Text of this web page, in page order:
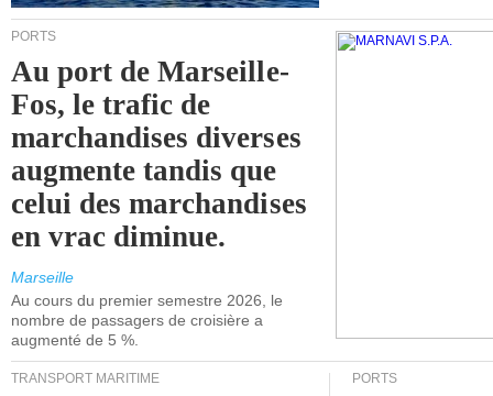
PORTS
Au port de Marseille-
Fos, le trafic de
marchandises diverses
augmente tandis que
celui des marchandises
en vrac diminue.
Marseille
Au cours du premier semestre 2026, le
nombre de passagers de croisière a
augmenté de 5 %.
TRANSPORT MARITIME PORTS